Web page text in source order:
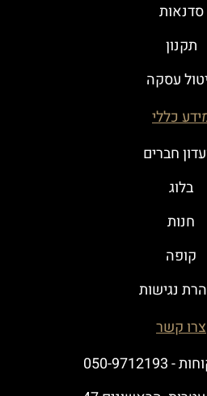
סדנאות
תקנון
עסקה
כללי
חברים
בלוג
חנות
קופה
נגישות
צרו קשר
9712193